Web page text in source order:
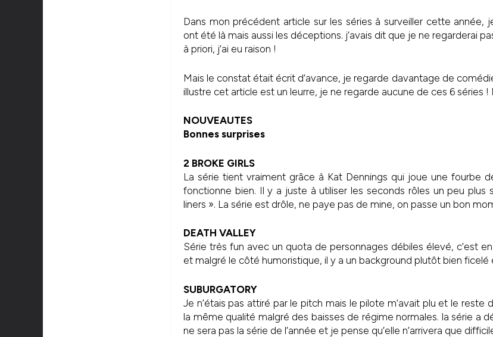
Dans mon précédent article sur les séries à surveiller cette année,
ont été là mais aussi les déceptions. j’avais dit que je ne regarderai
à priori, j’ai eu raison !
Mais le constat était écrit d’avance, je regarde davantage de
illustre cet article est un leurre, je ne regarde aucune de ces 6 séries !
NOUVEAUTES
Bonnes surprises
2 BROKE GIRLS
La série tient vraiment grâce à Kat Dennings qui joue une fourbe
fonctionne bien. Il y a juste à utiliser les seconds rôles un peu plus
liners ». La série est drôle, ne paye pas de mine, on passe un bon
DEATH VALLEY
Série très fun avec un quota de personnages débiles élevé, c’est
et malgré le côté humoristique, il y a un background plutôt bien ficelé
SUBURGATORY
Je n’étais pas attiré par le pitch mais le pilote m’avait plu et le reste
la même qualité malgré des baisses de régime normales. la série a
ne sera pas la série de l’année et je pense qu’elle n’arrivera que